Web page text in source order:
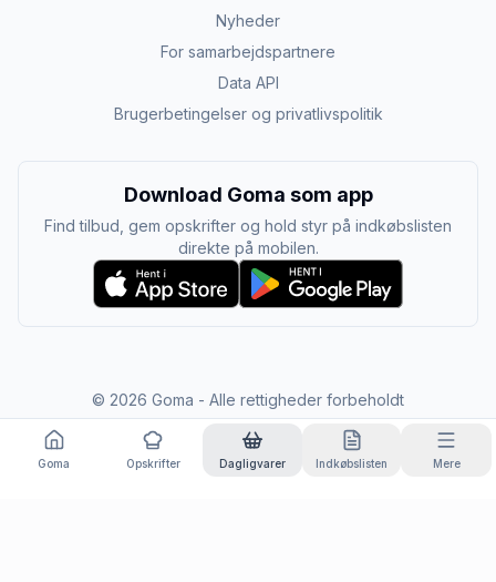
Nyheder
For samarbejdspartnere
Data API
Brugerbetingelser og privatlivspolitik
Download Goma som app
Find tilbud, gem opskrifter og hold styr på indkøbslisten
direkte på mobilen.
© 2026 Goma - Alle rettigheder forbeholdt
Goma Opskrifter Dagligvarer Indkøbslisten Mere